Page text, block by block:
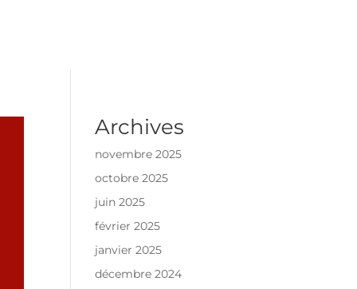
Archives
novembre 2025
octobre 2025
juin 2025
février 2025
janvier 2025
décembre 2024